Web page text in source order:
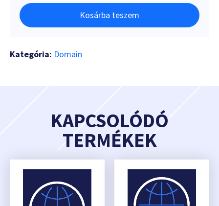
Kosárba teszem
Kategória: Domain
KAPCSOLÓDÓ
TERMÉKEK